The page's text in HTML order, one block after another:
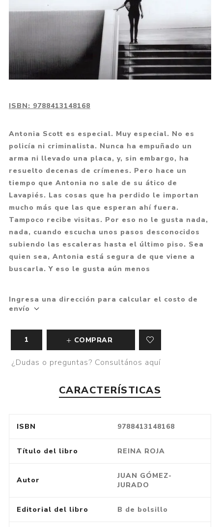
ISBN: 9788413148168
Antonia Scott es especial. Muy especial. No es
policía ni criminalista. Nunca ha empuñado un
arma ni llevado una placa, y, sin embargo, ha
resuelto decenas de crímenes. Pero hace un
tiempo que Antonia no sale de su ático de
Lavapiés. Las cosas que ha perdido le importan
mucho más que las que esperan ahí fuera.
Tampoco recibe visitas. Por eso no le gusta nada,
nada, cuando escucha unos pasos desconocidos
subiendo las escaleras hasta el último piso. Sea
quien sea, Antonia está segura de que viene a
buscarla. Y eso le gusta aún menos
Ingresa una dirección para calcular el costo de
envío
COMPRAR
¿Dudas o preguntas? Consultános aquí
CARACTERÍSTICAS
ISBN 9788413148168
Título del libro REINA ROJA
Autor
JUAN GÓMEZ-
JURADO
Editorial del libro B de bolsillo